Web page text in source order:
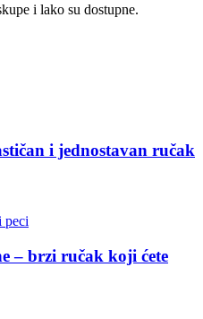
i lako su dostupne.
i jednostavan ručak
– brzi ručak koji ćete